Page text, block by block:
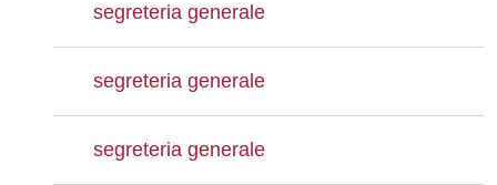
segreteria generale
segreteria generale
segreteria generale